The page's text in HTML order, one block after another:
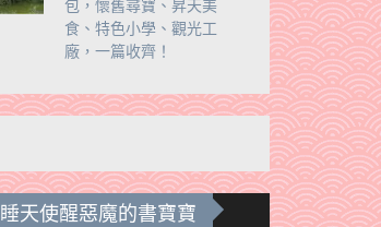
包，懷舊尋寶、昇天美
食、特色小學、觀光工
廠，一篇收齊！
睡天使醒惡魔的書寶寶